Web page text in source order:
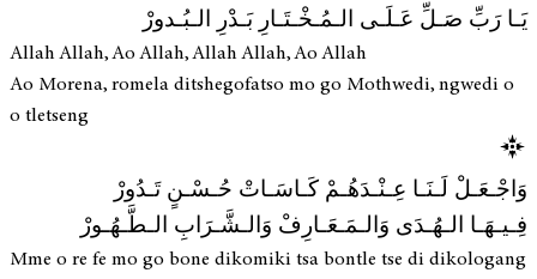
يَـا رَبِّ صَـلِّ عَـلَـى الـمُـخْـتَـارِ بَـدْرِ الـبُـدورْ
Allah Allah, Ao Allah, Allah Allah, Ao Allah
Ao Morena, romela ditshegofatso mo go Mothwedi, ngwedi o
o tletseng
وَاجْـعَـلْ لَـنَـا عِـنْـدَهُـمْ كَـاسَـاتْ حُـسْـنٍ تَـدُورْ
فِـيـهَـا الـهُـدَى وَالـمَـعَـارِفْ وَالـشَّـرَابِ الـطَّـهُـورْ
Mme o re fe mo go bone dikomiki tsa bontle tse di dikologang